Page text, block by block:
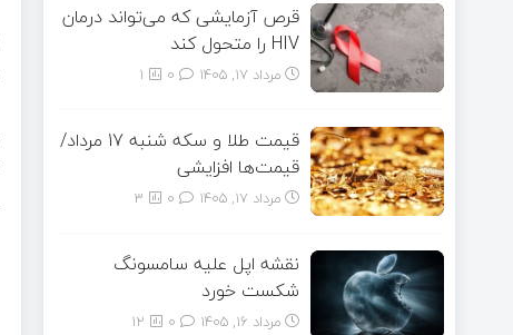
قرص آزمایشی که می‌تواند درمان
HIV را متحول کند
مرداد ۱۷, ۱۴۰۵ 1
قیمت طلا و سکه شنبه 17 مرداد/
قیمت‌ها افزایشی
مرداد ۱۷, ۱۴۰۵ 3
نقشه اپل علیه سامسونگ
شکست خورد
مرداد ۱۶, ۱۴۰۵ 12